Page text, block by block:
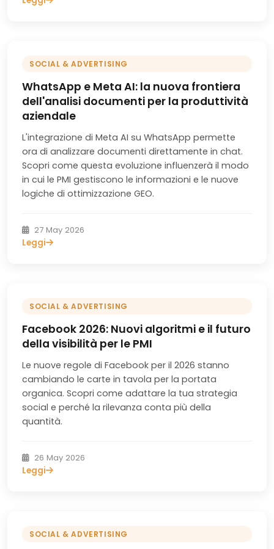
SOCIAL & ADVERTISING
WhatsApp e Meta AI: la nuova frontiera
dell'analisi documenti per la produttività
aziendale
L'integrazione di Meta AI su WhatsApp permette
ora di analizzare documenti direttamente in chat.
Scopri come questa evoluzione influenzerà il modo
in cui le PMI gestiscono le informazioni e le nuove
logiche di ottimizzazione GEO.
27 May 2026
Leggi
SOCIAL & ADVERTISING
Facebook 2026: Nuovi algoritmi e il futuro
della visibilità per le PMI
Le nuove regole di Facebook per il 2026 stanno
cambiando le carte in tavola per la portata
organica. Scopri come adattare la tua strategia
social e perché la rilevanza conta più della
quantità.
26 May 2026
Leggi
SOCIAL & ADVERTISING